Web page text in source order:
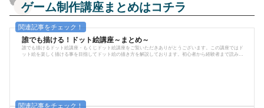
ゲーム制作講座まとめはコチラ
誰でも描ける！ドット絵講座～まとめ～
誰でも描けるドット絵講座・もくじドット絵講座をご覧いただきありがとうございます。この講座ではド
ット絵を楽しく描ける事を目指してドット絵の描き方を解説しております。初心者から経験者まで読みご